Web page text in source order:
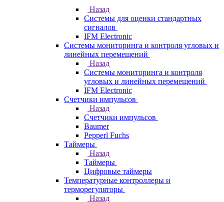
Назад
Системы для оценки стандартных
сигналов
IFM Electronic
Системы мониторинга и контроля угловых и
линейных перемещений
Назад
Системы мониторинга и контроля
угловых и линейных перемещений
IFM Electronic
Счетчики импульсов
Назад
Счетчики импульсов
Baumer
Pepperl Fuchs
Таймеры
Назад
Таймеры
Цифровые таймеры
Температурные контроллеры и
терморегуляторы
Назад